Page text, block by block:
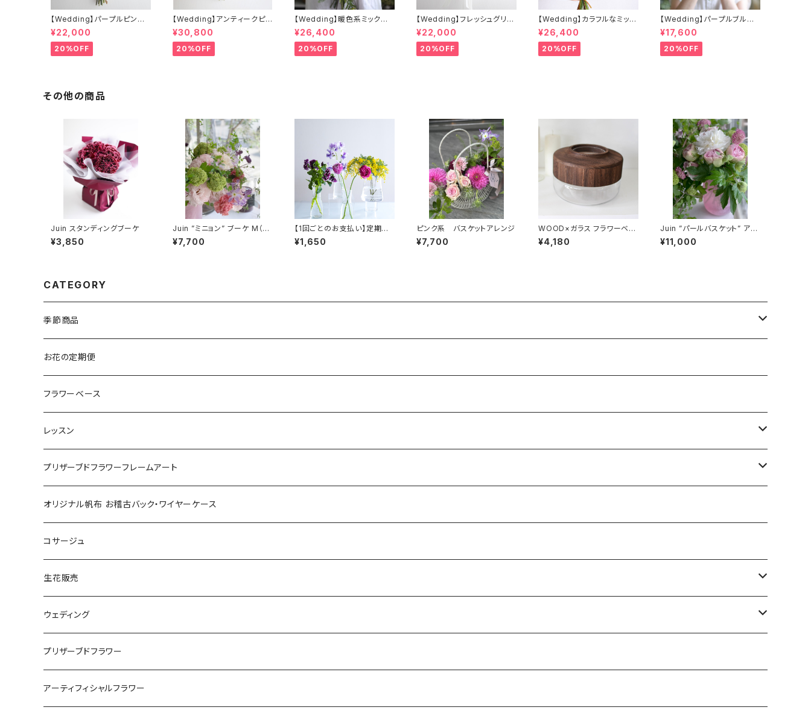
【Wedding】パープルピンク
系 胡蝶蘭のクラッチブーケ
&ブートニア
¥22,000
20%OFF
【Wedding】アンティークピン
グ＆ローズのクラッチブーケ&
ブートニア（アーティフィシャル
フラワー）
¥30,800
20%OFF
【Wedding】暖色系ミックス
カラーのクラッチブーケ&ブー
トニア
¥26,400
20%OFF
【Wedding】フレッシュグリー
ンとホワイトのクラッチブーケ
&ブートニア
¥22,000
20%OFF
【Wedding】カラフルなミック
スカラーのクラッチブーケ&ブ
ートニア
¥26,400
20%OFF
【Wedding】パープルブルー
の小花のクラッチブーケ&ブー
トニア（アーティフィシャルフラ
ワー）
¥17,600
20%OFF
その他の商品
Juin スタンディングブーケ
¥3,850
Juin ”ミニョン” ブーケ M（可
愛い・キュート系）
¥7,700
【1回ごとのお支払い】定期販
売 1,500円コース（月 2回×6
ヶ月）※ 配送不可商品
¥1,650
ピンク系 バスケットアレンジ
¥7,700
WOOD×ガラス フラワーベー
ス3
¥4,180
Juin ”パールバスケット” アレ
ンジメント L（可愛いキュート
系アレンジ）
¥11,000
CATEGORY
季節商品
クリスマス
お正月
母の日
リース
敬老の日
お花の定期便
フラワーベース
レッスン
プリキャン
12回分一括払い
12回分月ごとのお支払い
プリザーブドフラワーフレームアート
プリザーブドキャンバス
プリザーブドピクチャー
オリジナル帆布 お稽古バック・ワイヤーケース
コサージュ
生花販売
ブーケ
アレンジメント
ウェディング
ブーケ
ドライフラワー
ウェルカムボード
プリザーブドフラワー
アーティフィシャルフラワー